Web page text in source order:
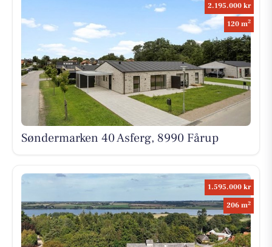
2.195.000 kr
120 m2
Søndermarken 40 Asferg, 8990 Fårup
1.595.000 kr
206 m2